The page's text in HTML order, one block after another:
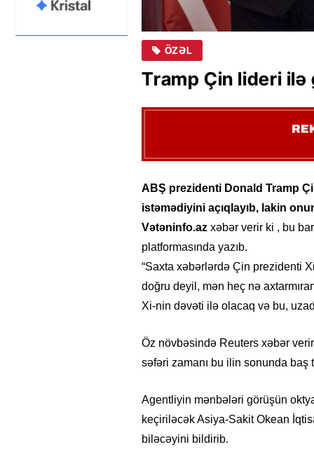
ÖZƏL
Tramp Çin lideri
ABŞ prezidenti Donald Tramp
istəmədiyini açıqlayıb, lakin
Vətəninfo.az xəbər verir ki , bu
platformasında yazıb.
“Saxta xəbərlərdə Çin prezidenti Xi
doğru deyil, mən heç nə
Xi-nin dəvəti ilə olacaq və bu,
Öz növbəsində Reuters xəbər
səfəri zamanı bu ilin sonunda
Agentliyin mənbələri görüşün
keçiriləcək Asiya-Sakit Okean
biləcəyini bildirib.